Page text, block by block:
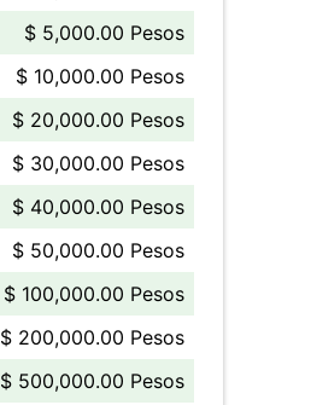
$ 5,000.00 Pesos
$ 10,000.00 Pesos
$ 20,000.00 Pesos
$ 30,000.00 Pesos
$ 40,000.00 Pesos
$ 50,000.00 Pesos
$ 100,000.00 Pesos
$ 200,000.00 Pesos
$ 500,000.00 Pesos